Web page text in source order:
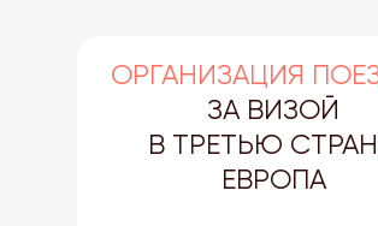
ОРГАНИЗАЦИЯ
ЗА ВИЗОЙ
В ТРЕТЬЮ
ЕВРОПА